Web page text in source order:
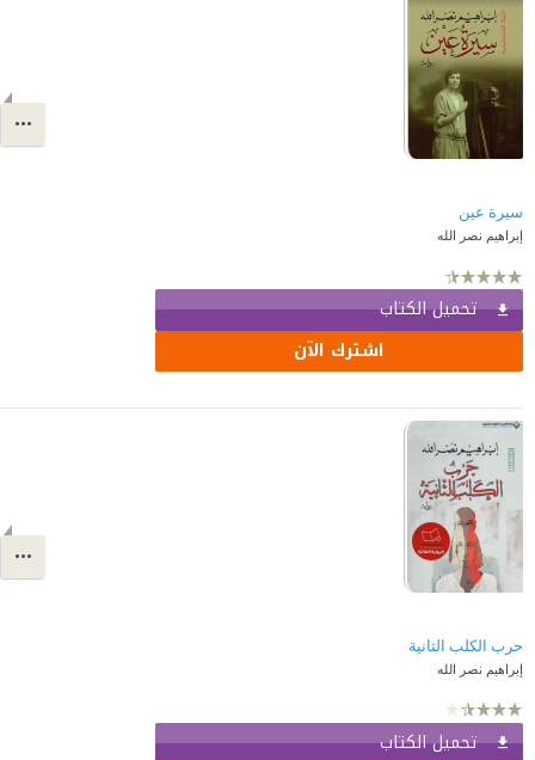
سيرة عين
إبراهيم نصر الله
تحميل الكتاب
اشترك الآن
حرب الكلب الثانية
إبراهيم نصر الله
تحميل الكتاب